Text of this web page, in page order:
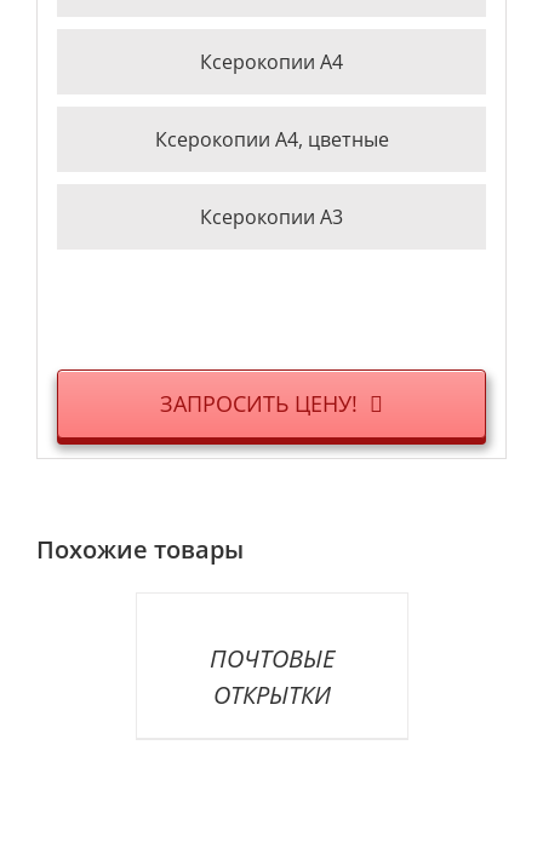
Ксерокопии А4
Ксерокопии А4, цветные
Ксерокопии А3
ЗАПРОСИТЬ ЦЕНУ!
Похожие товары
ПОЧТОВЫЕ
ОТКРЫТКИ